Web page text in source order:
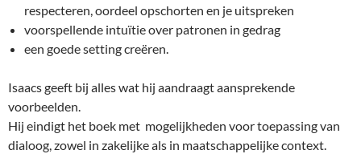
respecteren, oordeel opschorten en je uitspreken
voorspellende intuïtie over patronen in gedrag
een goede setting creëren.
Isaacs geeft bij alles wat hij aandraagt aansprekende
voorbeelden.
Hij eindigt het boek met mogelijkheden voor toepassing van
dialoog, zowel in zakelijke als in maatschappelijke context.